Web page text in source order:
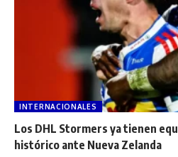
INTERNACIONALES
Los DHL Stormers ya tienen
histórico ante Nueva Zelanda